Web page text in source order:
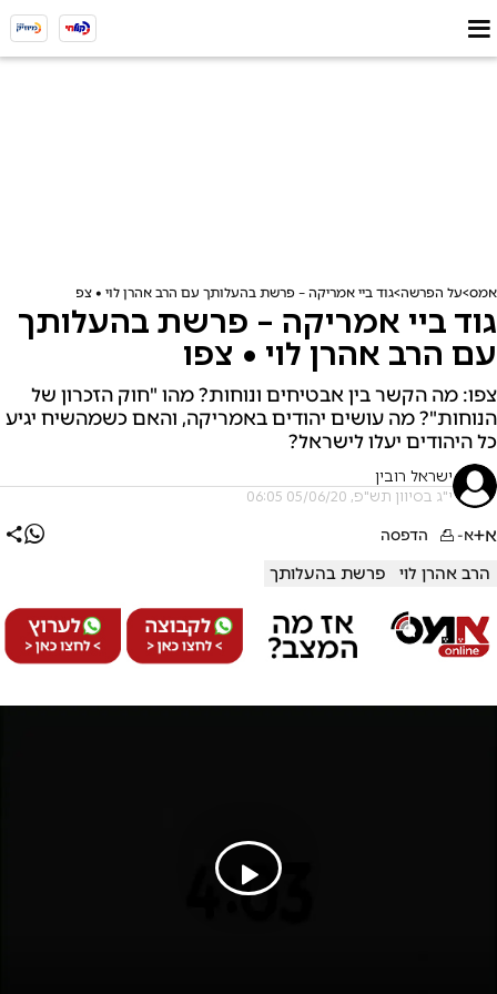
אמס על הפרשה גוד ביי אמריקה – פרשת בהעלותך עם הרב אהרן לוי • צפו
גוד ביי אמריקה – פרשת בהעלותך
עם הרב אהרן לוי • צפו
צפו: מה הקשר בין אבטיחים ונוחות? מהו "חוק הזכרון של
הנוחות"? מה עושים יהודים באמריקה, והאם כשמהשיח יגיע
כל היהודים יעלו לישראל?
ישראל רובין
י"ג בסיוון תש"פ, 05/06/20 06:05
א+א- הדפסה
הרב אהרן לוי פרשת בהעלותך